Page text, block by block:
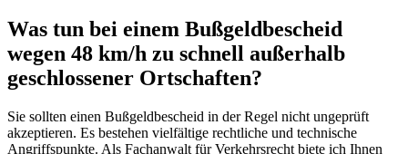
Was tun bei einem Bußgeldbescheid
wegen 48 km/h zu schnell außerhalb
geschlossener Ortschaften?
Sie sollten einen Bußgeldbescheid in der Regel nicht ungeprüft
akzeptieren. Es bestehen vielfältige rechtliche und technische
Angriffspunkte. Als Fachanwalt für Verkehrsrecht biete ich Ihnen